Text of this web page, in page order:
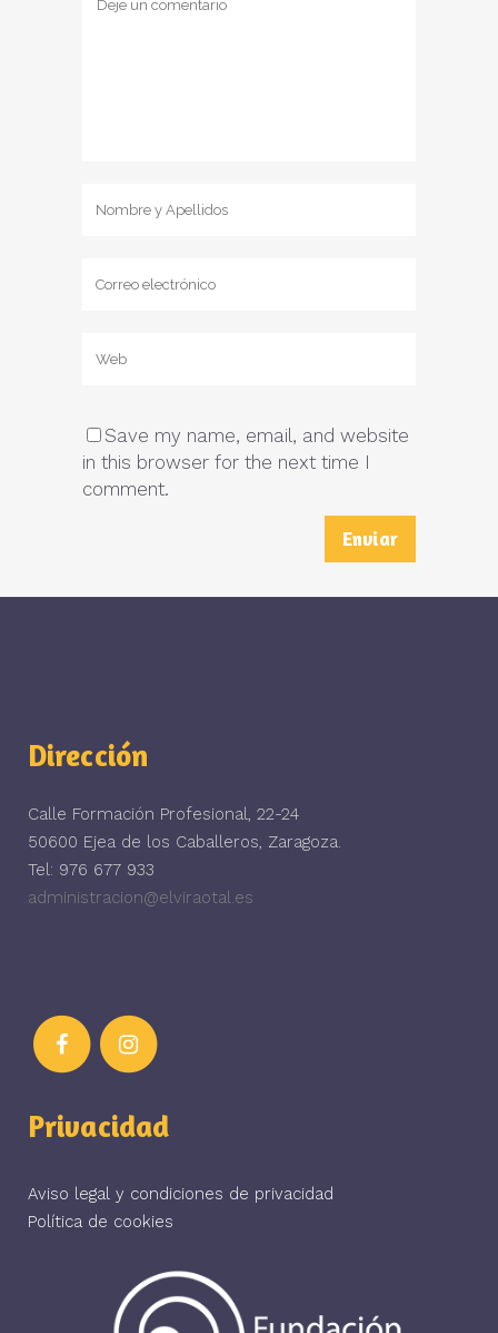
Save my name, email, and website
in this browser for the next time I
comment.
Dirección
Calle Formación Profesional, 22-24
50600 Ejea de los Caballeros, Zaragoza.
Tel: 976 677 933
administracion@elviraotal.es
Privacidad
Aviso legal y condiciones de privacidad
Política de cookies